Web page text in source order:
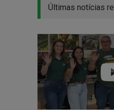
Últimas notícias